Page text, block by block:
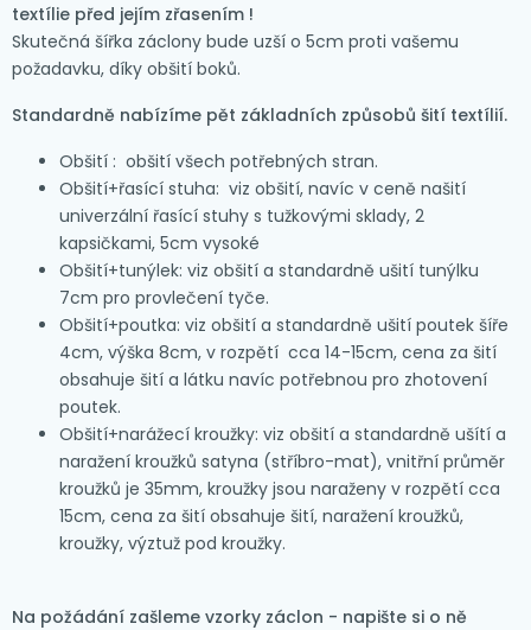
textílie před jejím zřasením !
Skutečná šířka záclony bude uzší o 5cm proti vašemu
požadavku, díky obšití boků.
Standardně nabízíme pět základních způsobů šití textílií.
Obšití : obšití všech potřebných stran.
Obšití+řasící stuha: viz obšití, navíc v ceně našití
univerzální řasící stuhy s tužkovými sklady, 2
kapsičkami, 5cm vysoké
Obšití+tunýlek: viz obšití a standardně ušití tunýlku
7cm pro provlečení tyče.
Obšití+poutka: viz obšití a standardně ušití poutek šíře
4cm, výška 8cm, v rozpětí cca 14-15cm, cena za šití
obsahuje šití a látku navíc potřebnou pro zhotovení
poutek.
Obšití+narážecí kroužky: viz obšití a standardně ušítí a
naražení kroužků satyna (stříbro-mat), vnitřní průměr
kroužků je 35mm, kroužky jsou naraženy v rozpětí cca
15cm, cena za šití obsahuje šití, naražení kroužků,
kroužky, výztuž pod kroužky.
Na požádání zašleme vzorky záclon - napište si o ně